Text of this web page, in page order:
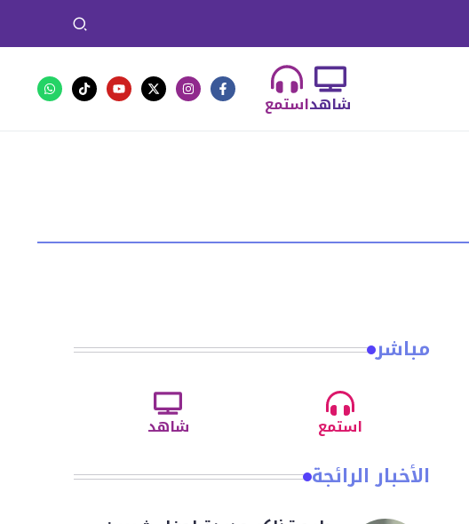
استمعشاهد
مباشر
استمع شاهد
الأخبار الرائجة